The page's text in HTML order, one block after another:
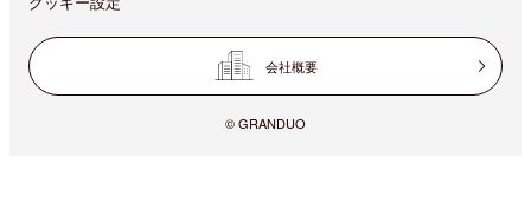
会社概要
© GRANDUO